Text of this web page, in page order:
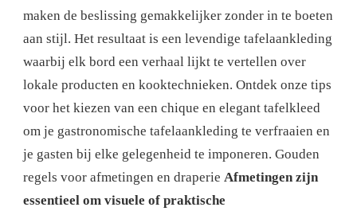
maken de beslissing gemakkelijker zonder in te boeten
aan stijl. Het resultaat is een levendige tafelaankleding
waarbij elk bord een verhaal lijkt te vertellen over
lokale producten en kooktechnieken. Ontdek onze tips
voor het kiezen van een chique en elegant tafelkleed
om je gastronomische tafelaankleding te verfraaien en
je gasten bij elke gelegenheid te imponeren. Gouden
regels voor afmetingen en draperie Afmetingen zijn
essentieel om visuele of praktische